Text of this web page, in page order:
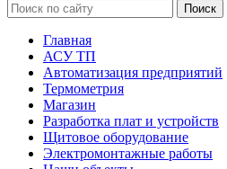
Поиск
Главная
АСУ ТП
Автоматизация предприятий
Термометрия
Магазин
Разработка плат и устройств
Щитовое оборудование
Электромонтажные работы